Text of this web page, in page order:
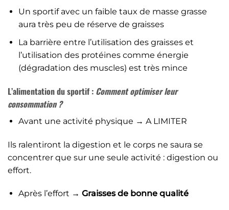
Un sportif avec un faible taux de masse grasse
aura très peu de réserve de graisses
La barrière entre l’utilisation des graisses et
l’utilisation des protéines comme énergie
(dégradation des muscles) est très mince
L’alimentation du sportif : Comment optimiser leur
consommation ?
Avant une activité physique → A LIMITER
Ils ralentiront la digestion et le corps ne saura se
concentrer que sur une seule activité : digestion ou
effort.
Après l’effort → Graisses de bonne qualité